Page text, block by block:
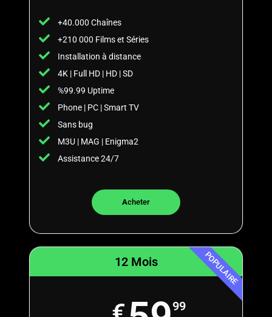
+40.000 Chaînes
+210 000 Films et Séries
Installation à distance
4K | Full HD | HD | SD
%99.99 Uptime
Phone | PC | Smart TV
Sans bug
M3U | MAG | Enigma2
Assistance 24/7
Acheter
12 Mois
99
POPULAIRE